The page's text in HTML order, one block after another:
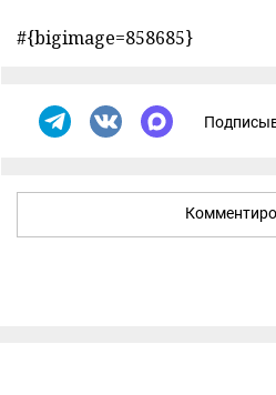
#{bigimage=858685}